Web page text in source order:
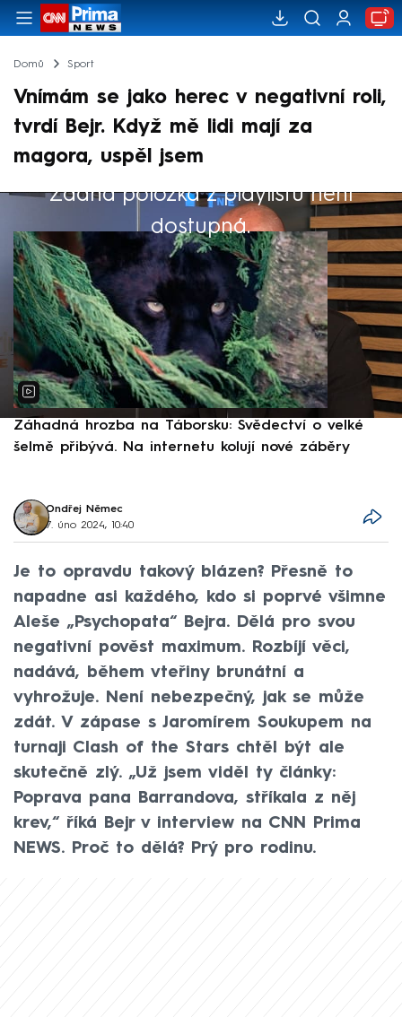
Domů Sport
Vnímám se jako herec v negativní roli,
tvrdí Bejr. Když mě lidi mají za
magora, uspěl jsem
Žádná položka z playlistu není
dostupná.
Výběr redakce
Záhadná hrozba na Táborsku: Svědectví o velké
šelmě přibývá. Na internetu kolují nové záběry
Ondřej Němec
7. úno 2024, 10:40
Je to opravdu takový blázen? Přesně to
napadne asi každého, kdo si poprvé všimne
Aleše „Psychopata“ Bejra. Dělá pro svou
negativní pověst maximum. Rozbíjí věci,
nadává, během vteřiny brunátní a
vyhrožuje. Není nebezpečný, jak se může
zdát. V zápase s Jaromírem Soukupem na
turnaji Clash of the Stars chtěl být ale
skutečně zlý. „Už jsem viděl ty články:
Poprava pana Barrandova, stříkala z něj
krev,“ říká Bejr v interview na CNN Prima
NEWS. Proč to dělá? Prý pro rodinu.